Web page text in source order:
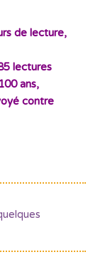
de lecture,
lectures
ans,
contre